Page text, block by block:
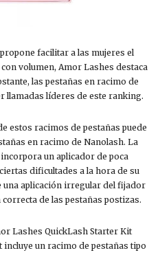
facilitar a las mujeres el
volumen, Amor Lashes destaca
las pestañas en racimo de
llamadas líderes de este ranking.
estos racimos de pestañas puede
en racimo de Nanolash. La
un aplicador de poca
dificultades a la hora de su
una aplicación irregular del fijador
de las pestañas postizas.
Lashes QuickLash Starter Kit
un racimo de pestañas tipo